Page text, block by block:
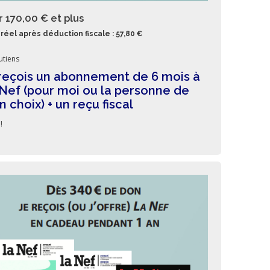
170,00 € et plus
après déduction fiscale : 57,80 €
un abonnement de 6 mois à
(pour moi ou la personne de
choix) + un reçu fiscal